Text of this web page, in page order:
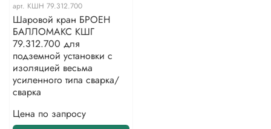
арт. КШН 79.312.700
Шаровой кран БРОЕН
БАЛЛОМАКС КШГ
79.312.700 для
подземной установки с
изоляцией весьма
усиленного типа сварка/
сварка
Цена по запросу